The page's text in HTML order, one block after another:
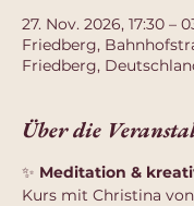
27. Nov. 2026, 17:30 –
Friedberg,
Friedberg,
Über die
✨ Meditation &
Kurs mit Christina von